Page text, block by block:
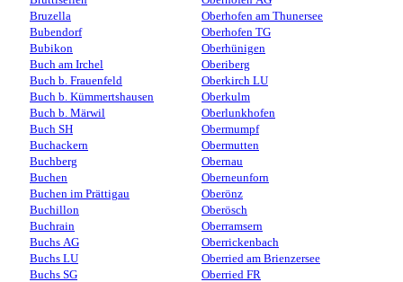
Bruzella
Bubendorf
Bubikon
Buch am Irchel
Buch b. Frauenfeld
Buch b. Kümmertshausen
Buch b. Märwil
Buch SH
Buchackern
Buchberg
Buchen
Buchen im Prättigau
Buchillon
Buchrain
Buchs AG
Buchs LU
Buchs SG
Oberhofen am Thunersee
Oberhofen TG
Oberhünigen
Oberiberg
Oberkirch LU
Oberkulm
Oberlunkhofen
Obermumpf
Obermutten
Obernau
Oberneunforn
Oberönz
Oberösch
Oberramsern
Oberrickenbach
Oberried am Brienzersee
Oberried FR